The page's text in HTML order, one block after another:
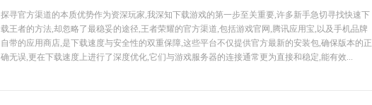
探寻官方渠道的本质优势作为资深玩家,我深知下载游戏的第一步至关重要,许多新手急切寻找快速下
载王者的方法,却忽略了最稳妥的途径,王者荣耀的官方渠道,包括游戏官网,腾讯应用宝,以及手机品牌
自带的应用商店,是下载速度与安全性的双重保障,这些平台不仅提供官方最新的安装包,确保版本的正
确无误,更在下载速度上进行了深度优化,它们与游戏服务器的连接通常更为直接和稳定,能有效...